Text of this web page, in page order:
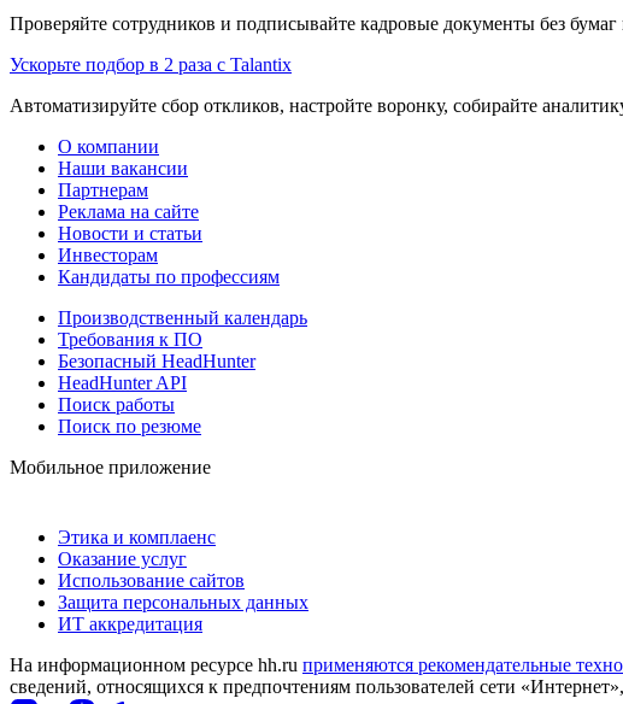
Проверяйте сотрудников и подписывайте кадровые документы без
Ускорьте подбор в 2 раза с Talantix
Автоматизируйте сбор откликов, настройте воронку, собирайте
О компании
Наши вакансии
Партнерам
Реклама на сайте
Новости и статьи
Инвесторам
Кандидаты по профессиям
Производственный календарь
Требования к ПО
Безопасный HeadHunter
HeadHunter API
Поиск работы
Поиск по резюме
Мобильное приложение
Этика и комплаенс
Оказание услуг
Использование сайтов
Защита персональных данных
ИТ аккредитация
На информационном ресурсе hh.ru применяются рекомендательные
сведений, относящихся к предпочтениям пользователей сети